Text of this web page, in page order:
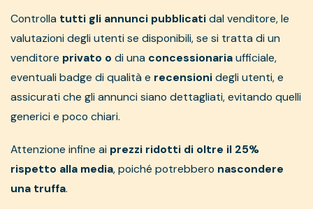
Controlla tutti gli annunci pubblicatidal venditore, le
valutazioni degli utenti se disponibili, se si tratta di un
venditore privato o di una concessionariaufficiale,
eventuali badge di qualità e recensionidegli utenti, e
assicurati che gli annunci siano dettagliati, evitando quelli
generici e poco chiari.
Attenzione infine ai prezzi ridotti di oltre il 25%
rispetto alla media, poiché potrebbero nascondere
una truffa.